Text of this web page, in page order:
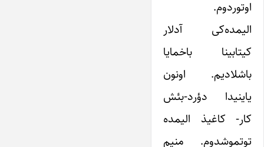
اوتوردوم.
الیمده‌کی آدلار
کیتابینا باخمایا
باشلادیم. اونون
یاینیدا دؤرد-بئش
کار- کاغیذ الیمده
توتموشدوم. منیم